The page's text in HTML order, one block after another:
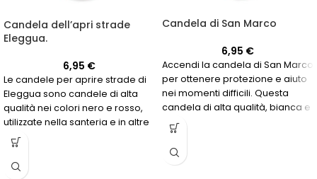
Candela dell’apri strade
Eleggua.
6,95 €
Le candele per aprire strade di
Eleggua sono candele di alta
qualità nei colori nero e rosso,
utilizzate nella santeria e in altre
tradizioni spirituali per
connettersi con l'energia
protettiva e guida dell'orisha
Candela di San Marco
6,95 €
Accendi la candela di San Marco
per ottenere protezione e aiuto
nei momenti difficili. Questa
candela di alta qualità, bianca e
rossa, è ideale per coloro che
cercano giustizia in una causa
legale o protezione dall'invidia e